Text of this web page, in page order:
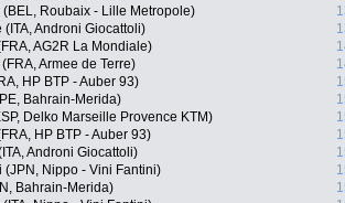
Roubaix - Lille Metropole)
Androni Giocattoli)
AG2R La Mondiale)
Armee de Terre)
HP BTP - Auber 93)
Bahrain-Merida)
Delko Marseille Provence KTM)
HP BTP - Auber 93)
Androni Giocattoli)
(JPN, Nippo - Vini Fantini)
Bahrain-Merida)